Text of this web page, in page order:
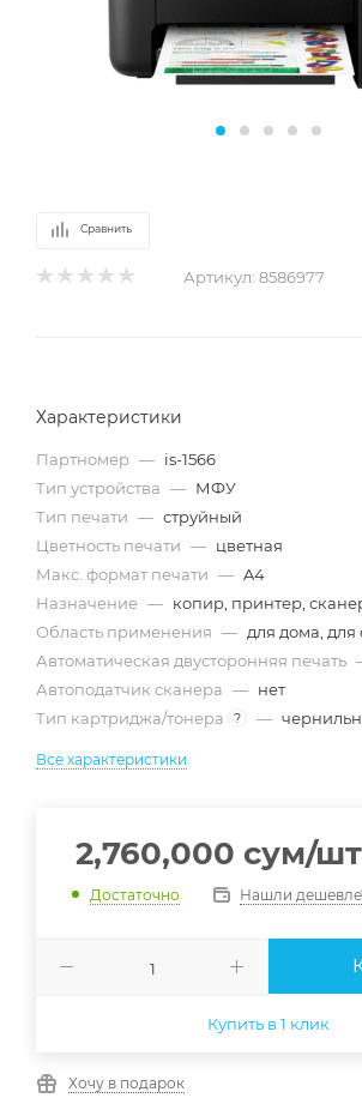
Сравнить
Артикул: 8586977
Характеристики
Партномер — is-1566
Тип устройства — МФУ
Тип печати — струйный
Цветность печати — цветная
Макс. формат печати — A4
Назначение — копир, принтер,
Область применения — для дома, для
Автоматическая двусторонняя печать
Автоподатчик сканера — нет
Тип картриджа/тонера
? —
Все характеристики
2,760,000 сум/шт
Достаточно Нашли
Купить в 1 клик
Хочу в подарок